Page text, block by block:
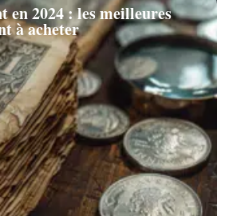
en 2024 : les meilleures
à acheter